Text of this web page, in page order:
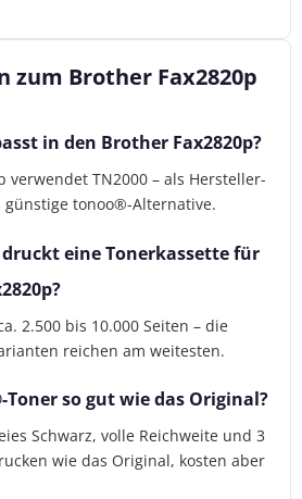
zum Brother Fax2820p
in den Brother Fax2820p?
verwendet TN2000 – als Hersteller-
günstige tonoo®-Alternative.
druckt eine Tonerkassette für
2.500 bis 10.000 Seiten – die
reichen am weitesten.
so gut wie das Original?
Schwarz, volle Reichweite und 3
wie das Original, kosten aber